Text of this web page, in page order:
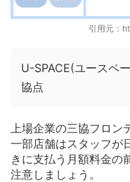
引用元：
U-SPACE(ユースペ
協点
上場企業の三協フロン
一部店舗はスタッフが
きに支払う月額料金の
注意しましょう。